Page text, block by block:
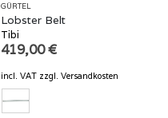
GÜRTEL
Lobster Belt
Tibi
419,00€
incl. VAT zzgl. Versandkosten